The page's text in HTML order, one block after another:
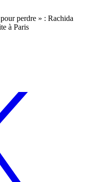
perdre » : Rachida
à Paris